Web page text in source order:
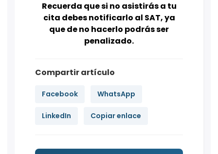
Recuerda que si no asistirás a tu
cita debes notificarlo al SAT, ya
que de no hacerlo podrás ser
penalizado.
Compartir artículo
Facebook WhatsApp
LinkedIn Copiar enlace